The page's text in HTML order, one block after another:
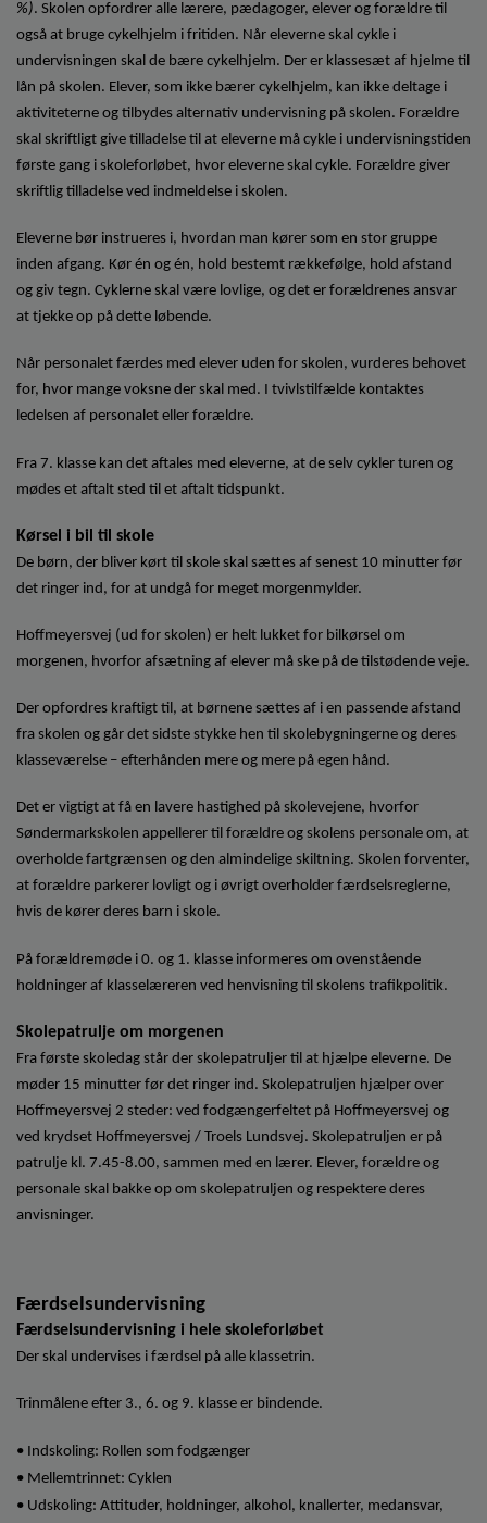
%). Skolen opfordrer alle lærere, pædagoger, elever og forældre til
også at bruge cykelhjelm i fritiden. Når eleverne skal cykle i
undervisningen skal de bære cykelhjelm. Der er klassesæt af hjelme til
lån på skolen. Elever, som ikke bærer cykelhjelm, kan ikke deltage i
aktiviteterne og tilbydes alternativ undervisning på skolen. Forældre
skal skriftligt give tilladelse til at eleverne må cykle i undervisningstiden
første gang i skoleforløbet, hvor eleverne skal cykle. Forældre giver
skriftlig tilladelse ved indmeldelse i skolen.
Eleverne bør instrueres i, hvordan man kører som en stor gruppe
inden afgang. Kør én og én, hold bestemt rækkefølge, hold afstand
og giv tegn. Cyklerne skal være lovlige, og det er forældrenes ansvar
at tjekke op på dette løbende.
Når personalet færdes med elever uden for skolen, vurderes behovet
for, hvor mange voksne der skal med. I tvivlstilfælde kontaktes
ledelsen af personalet eller forældre.
Fra 7. klasse kan det aftales med eleverne, at de selv cykler turen og
mødes et aftalt sted til et aftalt tidspunkt.
Kørsel i bil til skole
De børn, der bliver kørt til skole skal sættes af senest 10 minutter før
det ringer ind, for at undgå for meget morgenmylder.
Hoffmeyersvej (ud for skolen) er helt lukket for bilkørsel om
morgenen, hvorfor afsætning af elever må ske på de tilstødende veje.
Der opfordres kraftigt til, at børnene sættes af i en passende afstand
fra skolen og går det sidste stykke hen til skolebygningerne og deres
klasseværelse – efterhånden mere og mere på egen hånd.
Det er vigtigt at få en lavere hastighed på skolevejene, hvorfor
Søndermarkskolen appellerer til forældre og skolens personale om, at
overholde fartgrænsen og den almindelige skiltning. Skolen forventer,
at forældre parkerer lovligt og i øvrigt overholder færdselsreglerne,
hvis de kører deres barn i skole.
På forældremøde i 0. og 1. klasse informeres om ovenstående
holdninger af klasselæreren ved henvisning til skolens trafikpolitik.
Skolepatrulje om morgenen
Fra første skoledag står der skolepatruljer til at hjælpe eleverne. De
møder 15 minutter før det ringer ind. Skolepatruljen hjælper over
Hoffmeyersvej 2 steder: ved fodgængerfeltet på Hoffmeyersvej og
ved krydset Hoffmeyersvej / Troels Lundsvej. Skolepatruljen er på
patrulje kl. 7.45-8.00, sammen med en lærer. Elever, forældre og
personale skal bakke op om skolepatruljen og respektere deres
anvisninger.
Færdselsundervisning
Færdselsundervisning i hele skoleforløbet
Der skal undervises i færdsel på alle klassetrin.
Trinmålene efter 3., 6. og 9. klasse er bindende.
• Indskoling: Rollen som fodgænger
• Mellemtrinnet: Cyklen
• Udskoling: Attituder, holdninger, alkohol, knallerter, medansvar,